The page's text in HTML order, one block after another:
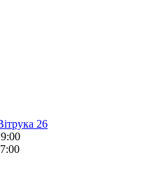
26